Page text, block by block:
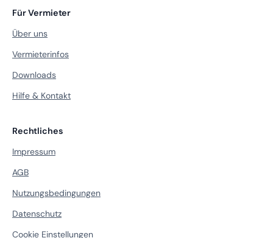
Für Vermieter
Über uns
Vermieterinfos
Downloads
Hilfe & Kontakt
Rechtliches
Impressum
AGB
Nutzungsbedingungen
Datenschutz
Cookie Einstellungen